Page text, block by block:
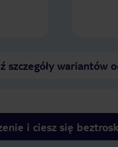
szczegóły wariantów
i ciesz się